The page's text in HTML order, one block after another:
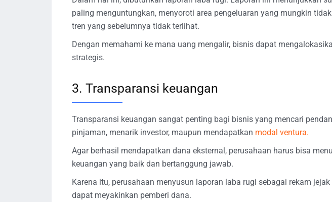
paling menguntungkan, menyoroti area pengeluaran yang mungkin
tren yang sebelumnya tidak terlihat.
Dengan memahami ke mana uang mengalir, bisnis dapat
strategis.
3. Transparansi keuangan
Transparansi keuangan sangat penting bagi bisnis yang mencari
pinjaman, menarik investor, maupun mendapatkan modal ventura.
Agar berhasil mendapatkan dana eksternal, perusahaan harus bisa
keuangan yang baik dan bertanggung jawab.
Karena itu, perusahaan menyusun laporan laba rugi sebagai rekam
dapat meyakinkan pemberi dana.